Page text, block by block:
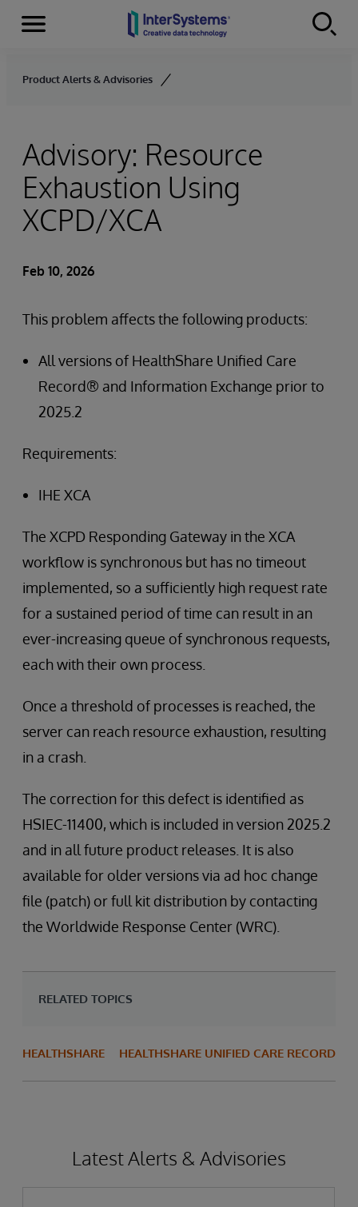
Skip to content
Menu
Product Alerts & Advisories
Advisory: Resource
Exhaustion Using
XCPD/XCA
Feb 10, 2026
This problem affects the following products:
All versions of HealthShare Unified Care
Record® and Information Exchange prior to
2025.2
Requirements:
IHE XCA
The XCPD Responding Gateway in the XCA
workflow is synchronous but has no timeout
implemented, so a sufficiently high request rate
for a sustained period of time can result in an
ever-increasing queue of synchronous requests,
each with their own process.
Once a threshold of processes is reached, the
server can reach resource exhaustion, resulting
in a crash.
The correction for this defect is identified as
HSIEC-11400, which is included in version 2025.2
and in all future product releases. It is also
available for older versions via ad hoc change
file (patch) or full kit distribution by contacting
the Worldwide Response Center (WRC).
RELATED TOPICS
HEALTHSHARE HEALTHSHARE UNIFIED CARE RECORD
Latest Alerts & Advisories